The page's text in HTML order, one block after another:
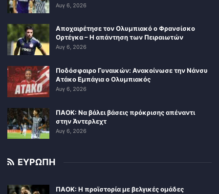
Αυγ 6, 2026
Αποχαιρέτησε τον Ολυμπιακό ο Φρανσίσκο
Ορτέγκα – Η απάντηση των Πειραιωτών
Αυγ 6, 2026
Ποδόσφαιρο Γυναικών: Ανακοίνωσε την Νάνσυ
Ατάκο Εμπάγια ο Ολυμπιακός
Αυγ 6, 2026
ΠΑΟΚ: Να βάλει βάσεις πρόκρισης απέναντι
στην Άντερλεχτ
Αυγ 6, 2026
ΕΥΡΩΠΗ
ΠΑΟΚ: Η προϊστορία με βελγικές ομάδες